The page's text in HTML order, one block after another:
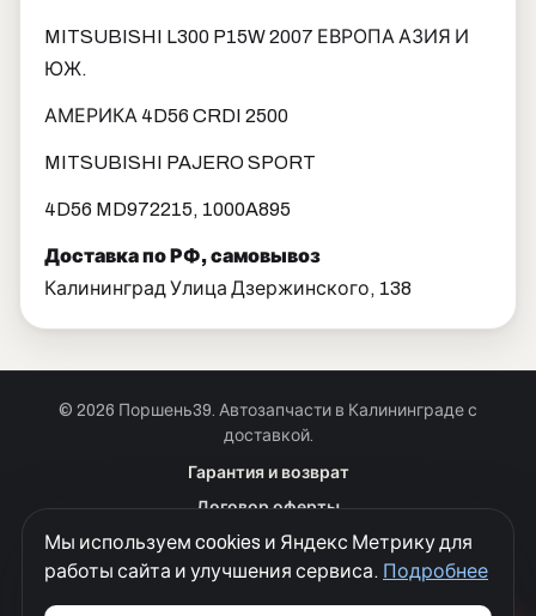
MITSUBISHI L300 P15W 2007 ЕВРОПА АЗИЯ И
ЮЖ.
АМЕРИКА 4D56 CRDI 2500
MITSUBISHI PAJERO SPORT
4D56 MD972215, 1000A895
Доставка по РФ, самовывоз
Калининград Улица Дзержинского, 138
© 2026 Поршень39. Автозапчасти в Калининграде с
доставкой.
Гарантия и возврат
Договор оферты
Куки
Политика конфиденциальности
Мы используем cookies и Яндекс Метрику для
работы сайта и улучшения сервиса. Подробнее
+7 901 390 0 390
Позвонить · Красноярск
+7 901 390 0 390